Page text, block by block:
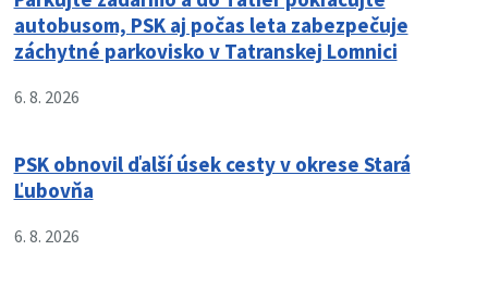
autobusom, PSK aj počas leta zabezpečuje
záchytné parkovisko v Tatranskej Lomnici
6. 8. 2026
PSK obnovil ďalší úsek cesty v okrese Stará
Ľubovňa
6. 8. 2026